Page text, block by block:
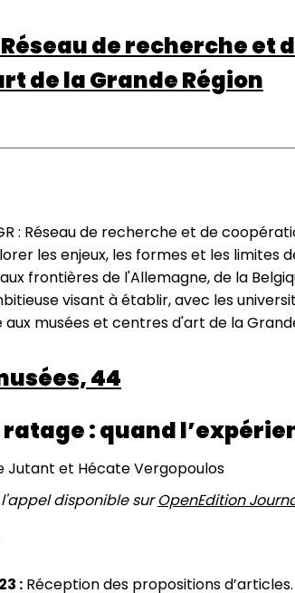
Réseau de recherche
de la Grande Région
: Réseau de recherche et de
les enjeux, les formes et les
frontières de l'Allemagne, de la
visant à établir, avec les
musées et centres d'art de la
44
ratage : quand
Jutant et Hécate Vergopoulos
disponible surOpenEdition
: Réception des propositions d’articles.